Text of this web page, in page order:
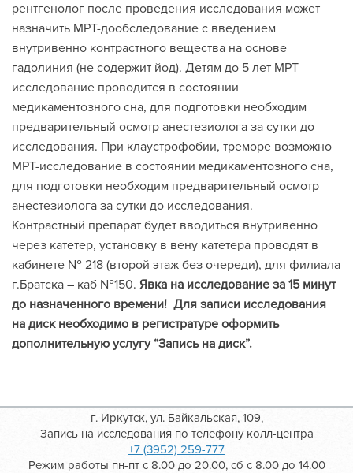
рентгенолог после проведения исследования может
назначить МРТ-дообследование с введением
внутривенно контрастного вещества на основе
гадолиния (не содержит йод). Детям до 5 лет МРТ
исследование проводится в состоянии
медикаментозного сна, для подготовки необходим
предварительный осмотр анестезиолога за сутки до
исследования. При клаустрофобии, треморе возможно
МРТ-исследование в состоянии медикаментозного сна,
для подготовки необходим предварительный осмотр
анестезиолога за сутки до исследования.
Контрастный препарат будет вводиться внутривенно
через катетер, установку в вену катетера проводят в
кабинете № 218 (второй этаж без очереди), для филиала
г.Братска – каб №150. Явка на исследование за 15 минут
до назначенного времени! Для записи исследования
на диск необходимо в регистратуре оформить
дополнительную услугу “Запись на диск”.
г. Иркутск, ул. Байкальская, 109,
Запись на исследования по телефону колл-центра
+7 (3952) 259-777
Режим работы пн-пт с 8.00 до 20.00, сб с 8.00 до 14.00